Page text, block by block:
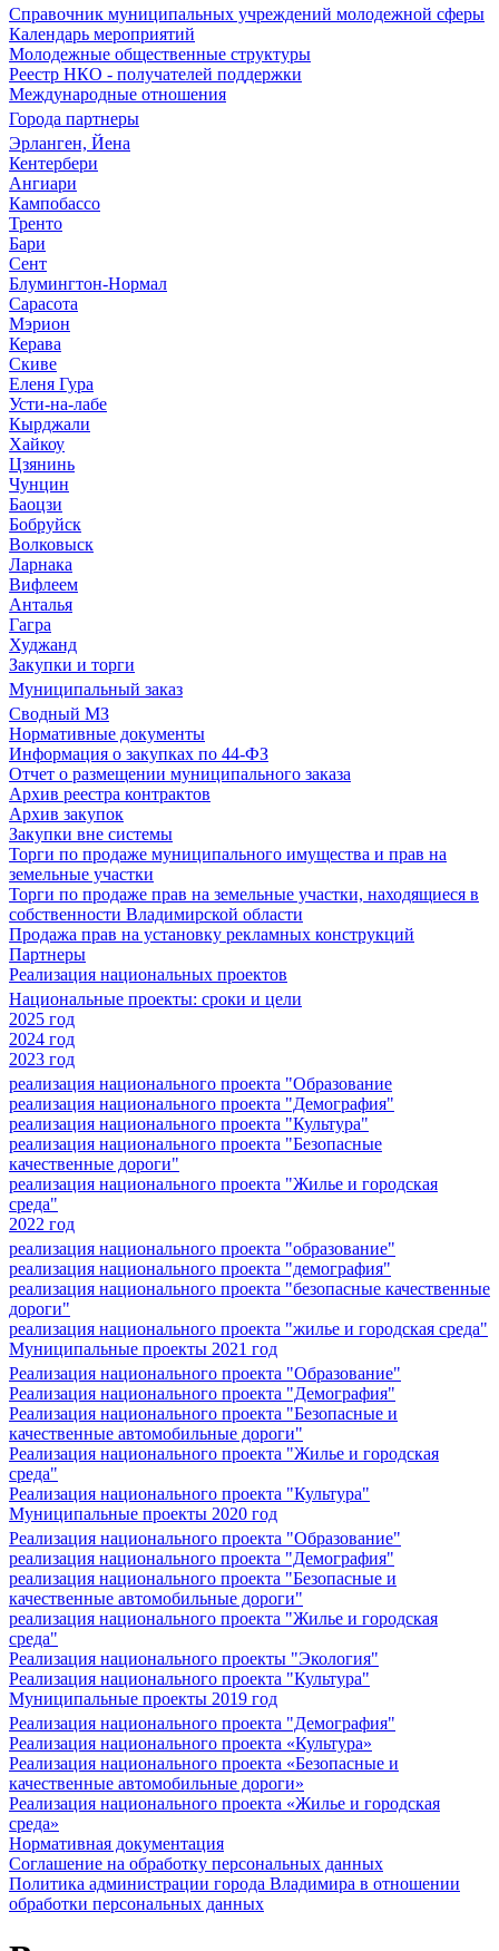
Справочник муниципальных учреждений молодежной сферы
Календарь мероприятий
Молодежные общественные структуры
Реестр НКО - получателей поддержки
Международные отношения
Города партнеры
Эрланген, Йена
Кентербери
Ангиари
Кампобассо
Тренто
Бари
Сент
Блумингтон-Нормал
Сарасота
Мэрион
Керава
Скиве
Еленя Гура
Усти-на-лабе
Кырджали
Хайкоу
Цзянинь
Чунцин
Баоцзи
Бобруйск
Волковыск
Ларнака
Вифлеем
Анталья
Гагра
Худжанд
Закупки и торги
Муниципальный заказ
Сводный МЗ
Нормативные документы
Информация о закупках по 44-ФЗ
Отчет о размещении муниципального заказа
Архив реестра контрактов
Архив закупок
Закупки вне системы
Торги по продаже муниципального имущества и прав на
земельные участки
Торги по продаже прав на земельные участки, находящиеся в
собственности Владимирской области
Продажа прав на установку рекламных конструкций
Партнеры
Реализация национальных проектов
Национальные проекты: сроки и цели
2025 год
2024 год
2023 год
реализация национального проекта "Образование
реализация национального проекта "Демография"
реализация национального проекта "Культура"
реализация национального проекта "Безопасные
качественные дороги"
реализация национального проекта "Жилье и городская
среда"
2022 год
реализация национального проекта "образование"
реализация национального проекта "демография"
реализация национального проекта "безопасные качественные
дороги"
реализация национального проекта "жилье и городская среда"
Муниципальные проекты 2021 год
Реализация национального проекта "Образование"
Реализация национального проекта "Демография"
Реализация национального проекта "Безопасные и
качественные автомобильные дороги"
Реализация национального проекта "Жилье и городская
среда"
Реализация национального проекта "Культура"
Муниципальные проекты 2020 год
Реализация национального проекта "Образование"
реализация национального проекта "Демография"
реализация национального проекта "Безопасные и
качественные автомобильные дороги"
реализация национального проекта "Жилье и городская
среда"
Реализация национального проекты "Экология"
Реализация национального проекта "Культура"
Муниципальные проекты 2019 год
Реализация национального проекта "Демография"
Реализация национального проекта «Культура»
Реализация национального проекта «Безопасные и
качественные автомобильные дороги»
Реализация национального проекта «Жилье и городская
среда»
Нормативная документация
Соглашение на обработку персональных данных
Политика администрации города Владимира в отношении
обработки персональных данных